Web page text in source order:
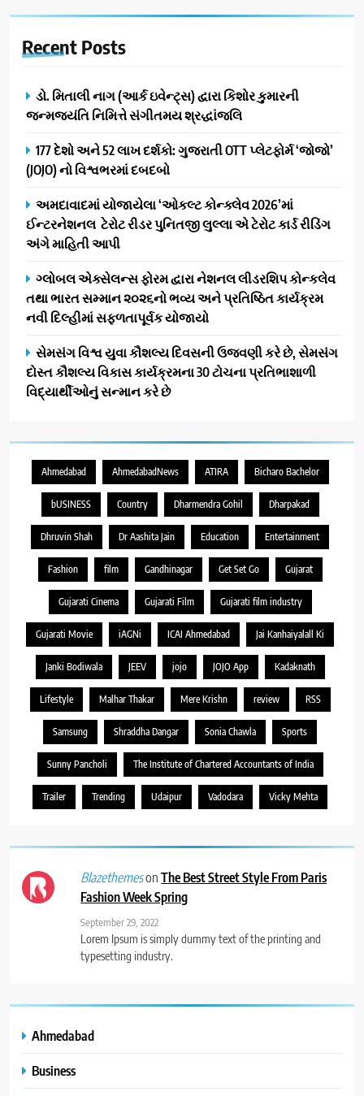
Recent Posts
ડો. મિતાલી નાગ (આર્ક ઇવેન્ટ્સ) દ્વારા કિશોર કુમારની
જન્મજયંતિ નિમિત્તે સંગીતમય શ્રદ્ધાંજલિ
177 દેશો અને 52 લાખ દર્શકો: ગુજરાતી OTT પ્લેટફોર્મ ‘જોજો’
(JOJO) નો વિશ્વભરમાં દબદબો
અમદાવાદમાં યોજાયેલા ‘ઓકલ્ટ કોન્ક્લેવ 2026’માં
ઈન્ટરનેશનલ ટેરોટ રીડર પુનિતજી લુલ્લા એ ટેરોટ કાર્ડ રીડિંગ
અંગે માહિતી આપી
ગ્લોબલ એક્સેલન્સ ફોરમ દ્વારા નેશનલ લીડરશિપ કોન્કલેવ
તથા ભારત સમ્માન ૨૦૨૬નો ભવ્ય અને પ્રતિષ્ઠિત કાર્યક્રમ
નવી દિલ્હીમાં સફળતાપૂર્વક યોજાયો
સેમસંગ વિશ્વ યુવા કૌશલ્ય દિવસની ઉજવણી કરે છે, સેમસંગ
દોસ્ત કૌશલ્ય વિકાસ કાર્યક્રમના 30 ટોચના પ્રતિભાશાળી
વિદ્યાર્થીઓનું સન્માન કરે છે
Ahmedabad AhmedabadNews ATIRA Bicharo Bachelor
bUSINESS Country Dharmendra Gohil Dharpakad
Dhruvin Shah Dr Aashita Jain Education Entertainment
Fashion film Gandhinagar Get Set Go Gujarat
Gujarati Cinema Gujarati Film Gujarati film industry
Gujarati Movie iAGNi ICAI Ahmedabad Jai Kanhaiyalall Ki
Janki Bodiwala JEEV jojo JOJO App Kadaknath
Lifestyle Malhar Thakar Mere Krishn review RSS
Samsung Shraddha Dangar Sonia Chawla Sports
Sunny Pancholi The Institute of Chartered Accountants of India
Trailer Trending Udaipur Vadodara Vicky Mehta
BlazethemesonThe Best Street Style From Paris
Fashion Week Spring
September 29, 2022
Lorem Ipsum is simply dummy text of the printing and
typesetting industry.
Ahmedabad
Business